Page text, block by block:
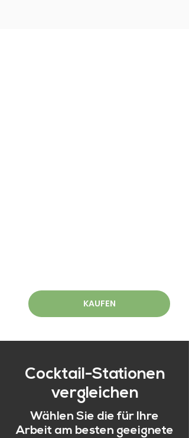
KAUFEN
Cocktail-Stationen
vergleichen
Wählen Sie die für Ihre
Arbeit am besten geeignete